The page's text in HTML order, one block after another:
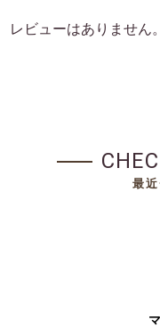
レビューはありません。
最